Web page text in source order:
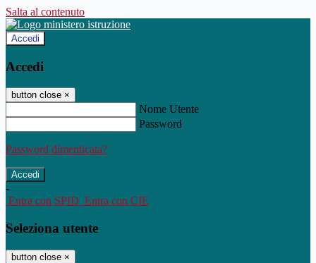
Salta al contenuto
Accedi
Accedi
button close ×
Nome Utente
Password
Password dimenticata?
-
Entra con SPID Entra con CIE
Seleziona utente
button close ×